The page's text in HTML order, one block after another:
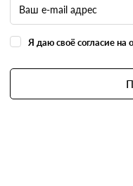
Я даю своё согласие на